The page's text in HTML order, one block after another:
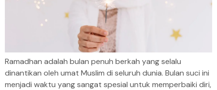
Ramadhan adalah bulan penuh berkah yang selalu
dinantikan oleh umat Muslim di seluruh dunia. Bulan suci ini
menjadi waktu yang sangat spesial untuk memperbaiki diri,